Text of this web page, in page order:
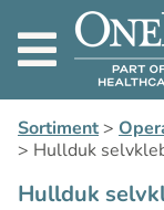
Sortiment>
> Hullduk
Hullduk